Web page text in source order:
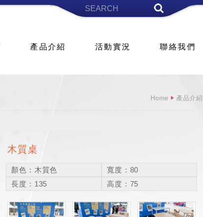
產品介紹 活動實況 聯絡我們
Home 產品介紹
木質桌
顏色：木質色
寬度：80
長度：135
高度：75